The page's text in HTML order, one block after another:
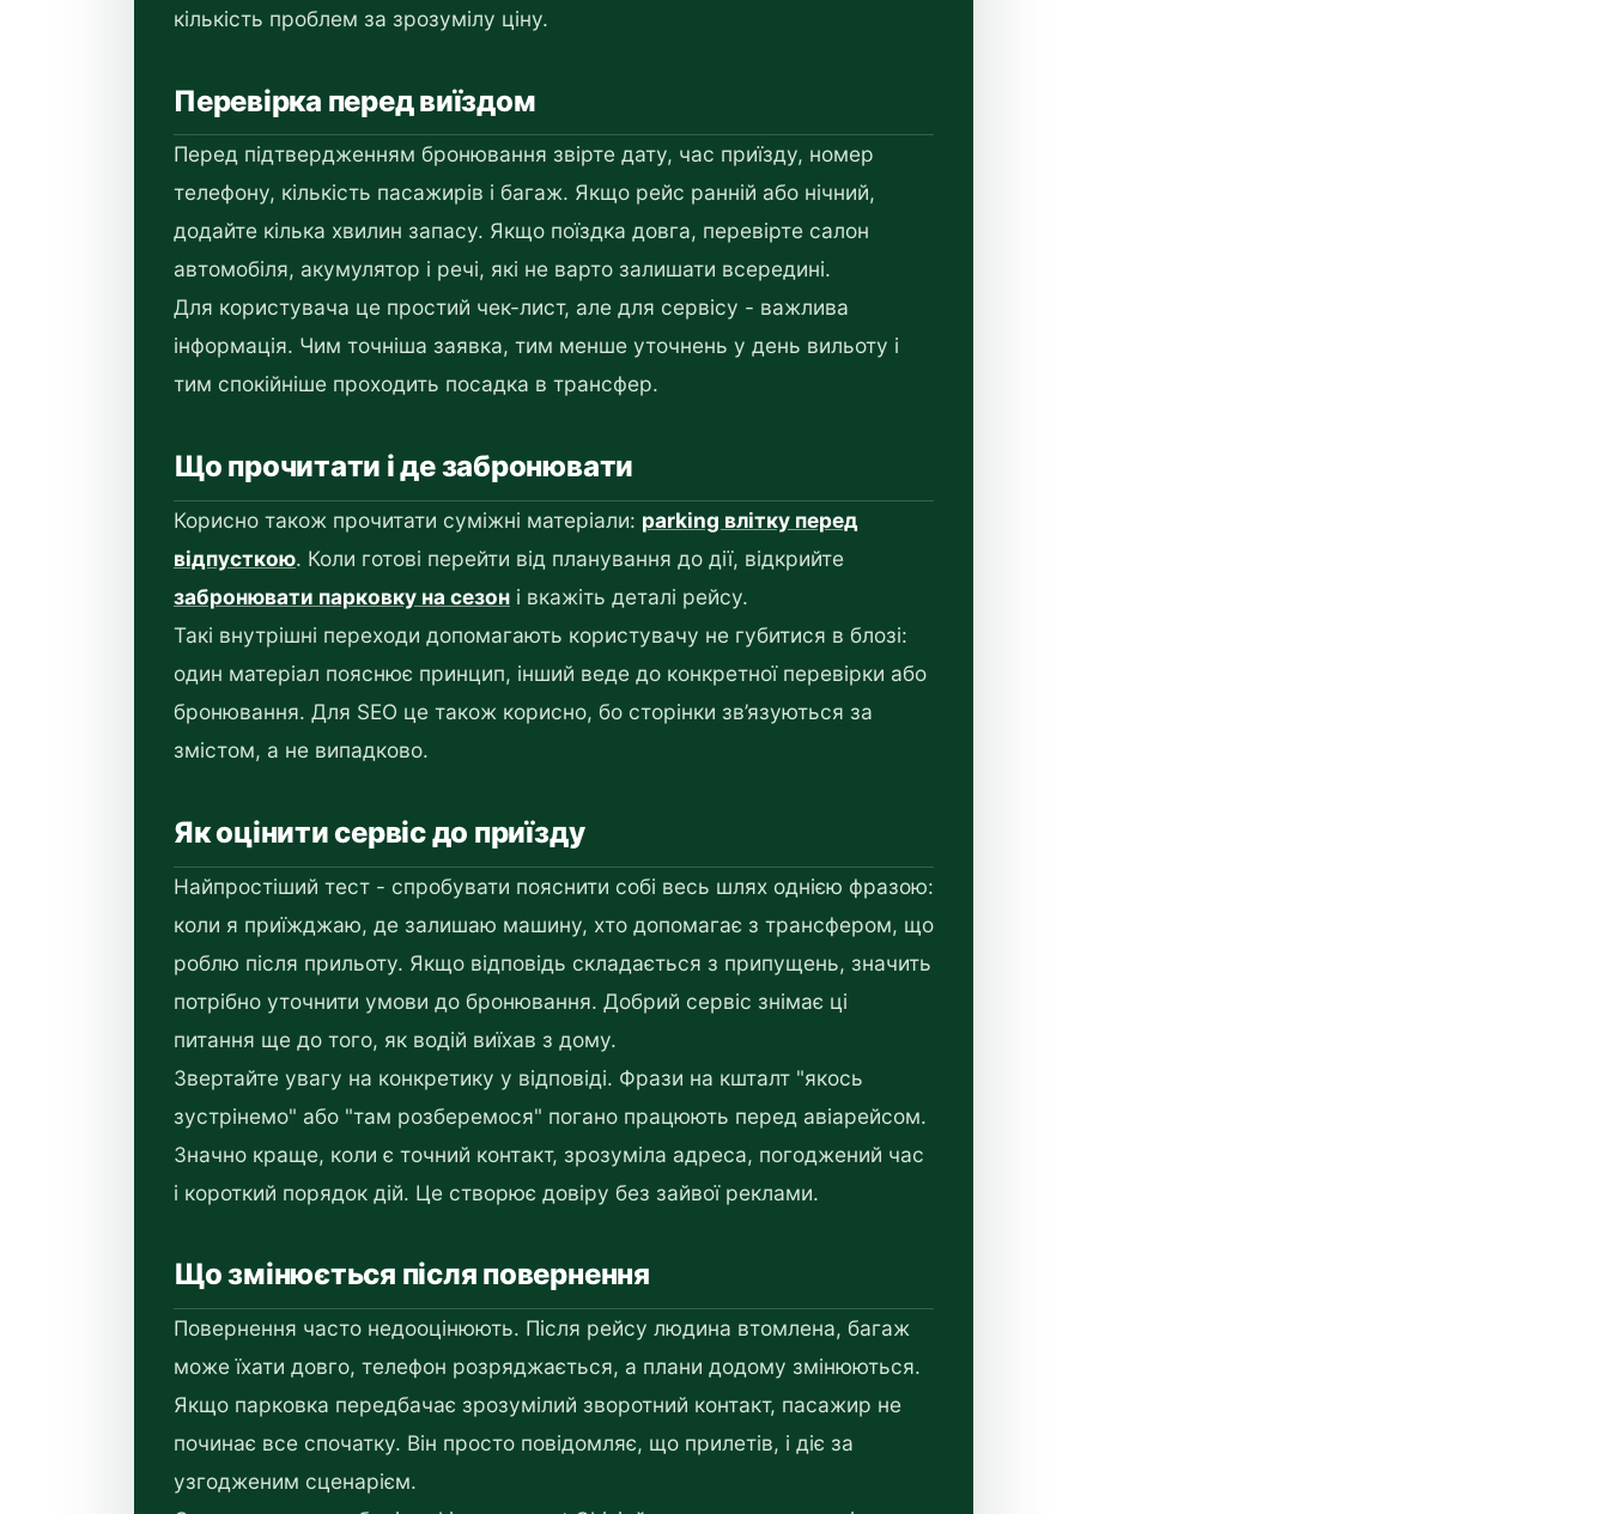
кількість проблем за зрозумілу ціну.
Перевірка перед виїздом
Перед підтвердженням бронювання звірте дату, час приїзду, номер
телефону, кількість пасажирів і багаж. Якщо рейс ранній або нічний,
додайте кілька хвилин запасу. Якщо поїздка довга, перевірте салон
автомобіля, акумулятор і речі, які не варто залишати всередині.
Для користувача це простий чек-лист, але для сервісу - важлива
інформація. Чим точніша заявка, тим менше уточнень у день вильоту і
тим спокійніше проходить посадка в трансфер.
Що прочитати і де забронювати
Корисно також прочитати суміжні матеріали: parking влітку перед
відпусткою. Коли готові перейти від планування до дії, відкрийте
забронювати парковку на сезон і вкажіть деталі рейсу.
Такі внутрішні переходи допомагають користувачу не губитися в блозі:
один матеріал пояснює принцип, інший веде до конкретної перевірки або
бронювання. Для SEO це також корисно, бо сторінки зв’язуються за
змістом, а не випадково.
Як оцінити сервіс до приїзду
Найпростіший тест - спробувати пояснити собі весь шлях однією фразою:
коли я приїжджаю, де залишаю машину, хто допомагає з трансфером, що
роблю після прильоту. Якщо відповідь складається з припущень, значить
потрібно уточнити умови до бронювання. Добрий сервіс знімає ці
питання ще до того, як водій виїхав з дому.
Звертайте увагу на конкретику у відповіді. Фрази на кшталт "якось
зустрінемо" або "там розберемося" погано працюють перед авіарейсом.
Значно краще, коли є точний контакт, зрозуміла адреса, погоджений час
і короткий порядок дій. Це створює довіру без зайвої реклами.
Що змінюється після повернення
Повернення часто недооцінюють. Після рейсу людина втомлена, багаж
може їхати довго, телефон розряджається, а плани додому змінюються.
Якщо парковка передбачає зрозумілий зворотний контакт, пасажир не
починає все спочатку. Він просто повідомляє, що прилетів, і діє за
узгодженим сценарієм.